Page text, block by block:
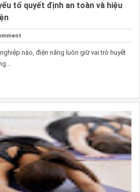
tố quyết định an toàn và hiệu
nào, điện năng luôn giữ vai trò huyết